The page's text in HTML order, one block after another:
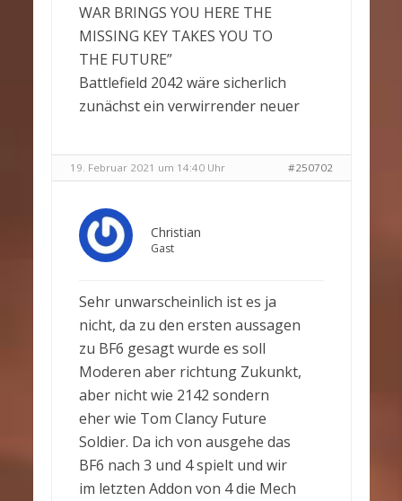
WAR BRINGS YOU HERE THE
MISSING KEY TAKES YOU TO
THE FUTURE”
Battlefield 2042 wäre sicherlich
zunächst ein verwirrender neuer
19. Februar 2021 um 14:40 Uhr #250702
Christian
Gast
Sehr unwarscheinlich ist es ja
nicht, da zu den ersten aussagen
zu BF6 gesagt wurde es soll
Moderen aber richtung Zukunkt,
aber nicht wie 2142 sondern
eher wie Tom Clancy Future
Soldier. Da ich von ausgehe das
BF6 nach 3 und 4 spielt und wir
im letzten Addon von 4 die Mech